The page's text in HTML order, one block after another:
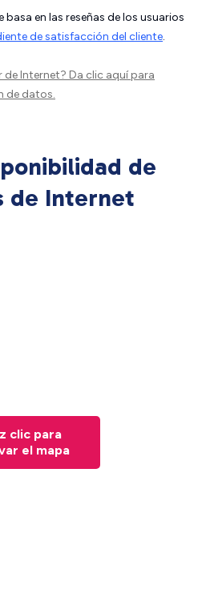
basa en las reseñas de los usuarios
de satisfacción del cliente.
de Internet? Da clic aquípara
de datos.
de
de Internet
clic para
el mapa